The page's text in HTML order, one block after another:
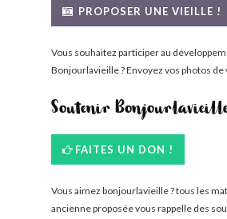
PROPOSER UNE VIEILLE !
Vous souhaitez participer au
Bonjourlavieille ? Envoyez vos photos de
Soutenir
FAITES UN DON !
Vous aimez bonjourlavieille ? tous les
ancienne proposée vous rappelle des